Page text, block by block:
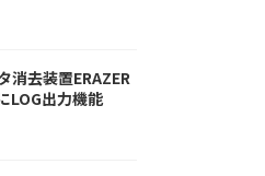
消去装置ERAZER
LOG出力機能